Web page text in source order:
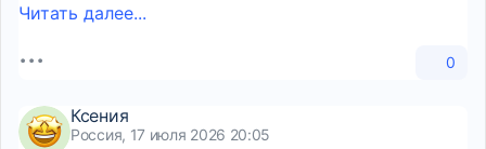
Читать далее...
0
Ксения
Россия, 17 июля 2026 20:05